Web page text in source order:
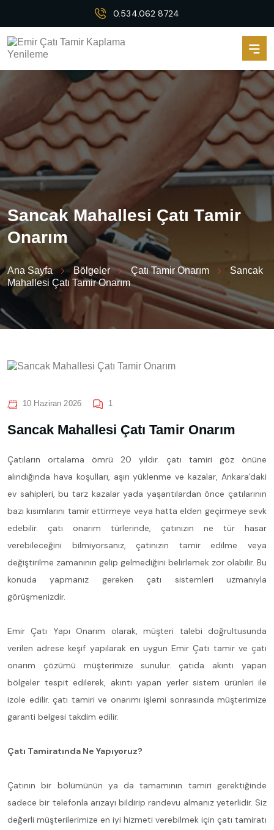
0.534.062 8724
Sancak Mahallesi Çatı Tamir
Onarım
Ana Sayfa Bölgeler Çatı Tamir Onarım
Sancak
Mahallesi Çatı Tamir Onarım
10 Haziran 2026 1
Sancak Mahallesi Çatı Tamir Onarım
Çatıların ortalama ömrü 20 yıldır. çatı tamiri göz önüne
alındığında hava koşulları, aşırı yüklenme ve kazalar, Ankara'daki
ev sahipleri, bu tarz kazalar yada yaşantılardan önce çatılarının
bazı kısımlarını tamir ettirmeye veya hatta elden geçirmeye sevk
edebilir. çatı onarım türlerinde, çatınızın ne tür hasar
verebileceğini bilmiyorsanız, çatınızın tamir edilme veya
değiştirilme zamanının gelip gelmediğini belirlemek zor olabilir. Bu
konuda yapmanız gereken çatı sistemleri uzmanıyla
görüşmenizdir.
Emir Çatı Yapı Onarım olarak, müşteri talebi doğrultusunda
verilen adrese keşif yapılarak en uygun Emir Çatı tamir ve çatı
onarım çözümü müşterimize sunulur. çatıda akıntı yapan
bölgeler tespit edilerek, akıntı yapan yerler sistem ürünleri ile
izole edilir. çatı tamiri ve onarımı işlemi sonrasında müşterimize
garanti belgesi takdim edilir.
Çatı Tamiratında Ne Yapıyoruz?
Çatının bir bölümünün ya da tamamının tamiri gerektiğinde
sadece bir telefonla arızayı bildirip randevu almanız yeterlidir. Siz
değerli müşterilerimize en iyi hizmeti verebilmek için çatı tamiratı